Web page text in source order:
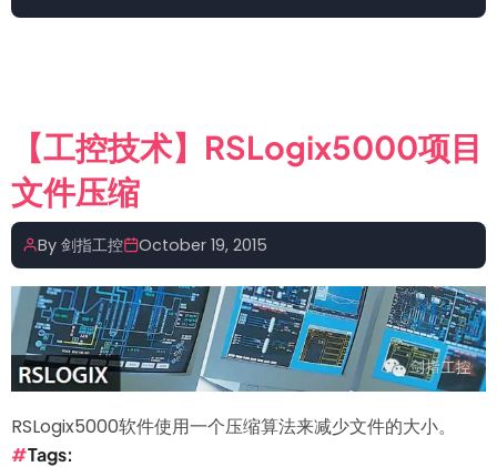
【评
书】
面
对
OT
与
IT
的
融
合
自
化
【工控技术】RSLogix5000项目
文件压缩
By 剑指工控 October 19, 2015
RSLogix5000软件使用一个压缩算法来减少文件的大小。
Tags